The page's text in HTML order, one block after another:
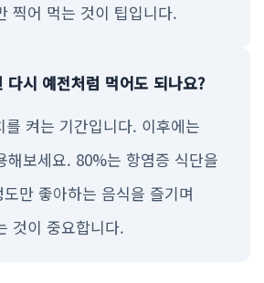
찍어 먹는 것이 팁입니다.
시 예전처럼 먹어도 되나요?
를 켜는 기간입니다. 이후에는
해보세요. 80%는 항염증 식단을
만 좋아하는 음식을 즐기며
것이 중요합니다.